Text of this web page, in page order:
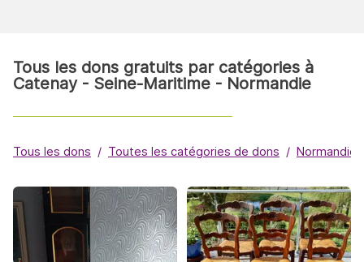
Tous les dons gratuits par catégories à
Catenay - Seine-Maritime - Normandie
Tous les dons Toutes les catégories de dons Normandie